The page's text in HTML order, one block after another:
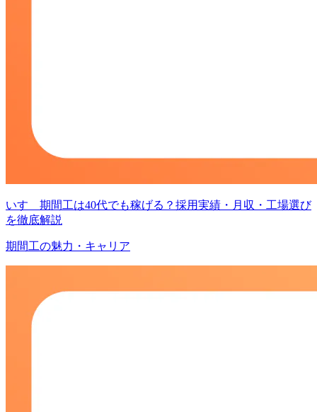
いすゞ期間工は40代でも稼げる？採用実績・月収・工場選び
を徹底解説
期間工の魅力・キャリア